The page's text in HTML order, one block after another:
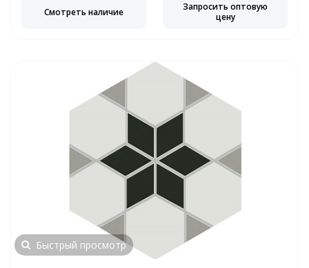
Смотреть наличие
Запросить оптовую
цену
Быстрый просмотр